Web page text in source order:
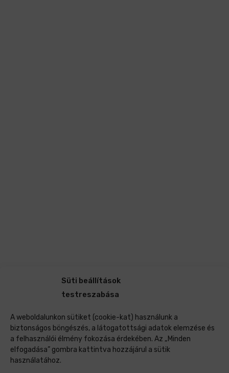
Süti beállítások
testreszabása
A weboldalunkon sütiket (cookie-kat) használunk a
biztonságos böngészés, a látogatottsági adatok elemzése és
a felhasználói élmény fokozása érdekében. Az „Minden
elfogadása” gombra kattintva hozzájárul a sütik
használatához.